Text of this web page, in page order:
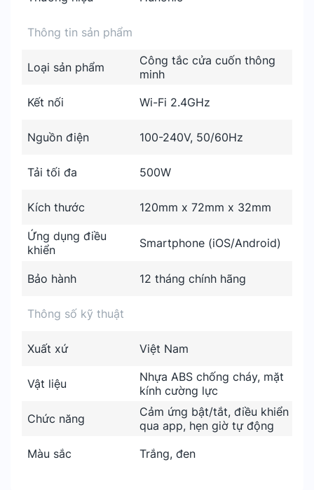
Thông tin sản phẩm
Loại sản phẩm
Công tắc cửa cuốn thông
minh
Kết nối
Wi-Fi 2.4GHz
Nguồn điện 100-240V, 50/60Hz
Tải tối đa 500W
Kích thước 120mm x 72mm x 32mm
Ứng dụng điều
khiển
Smartphone (iOS/Android)
Bảo hành 12 tháng chính hãng
Thông số kỹ thuật
Xuất xứ Việt Nam
Vật liệu
Nhựa ABS chống cháy, mặt
kính cường lực
Chức năng
Cảm ứng bật/tắt, điều khiển
qua app, hẹn giờ tự động
Màu sắc
Trắng, đen